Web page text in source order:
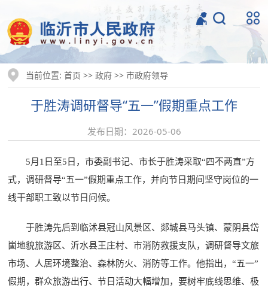
当前位置:首页 >>政府 >>市政府领导
于胜涛调研督导“五一”假期重点工作
发布日期：2026-05-06
5月1日至5日，市委副书记、市长于胜涛采取“四不两直”方
式，调研督导“五一”假期重点工作，并向节日期间坚守岗位的一
线干部职工致以节日问候。
于胜涛先后到临沭县冠山风景区、郯城县马头镇、蒙阴县岱
崮地貌旅游区、沂水县王庄村、市消防救援支队，调研督导文旅
市场、人居环境整治、森林防火、消防等工作。他指出，“五一”
假期，群众旅游出行、节日活动大幅增加，要树牢底线思维、极